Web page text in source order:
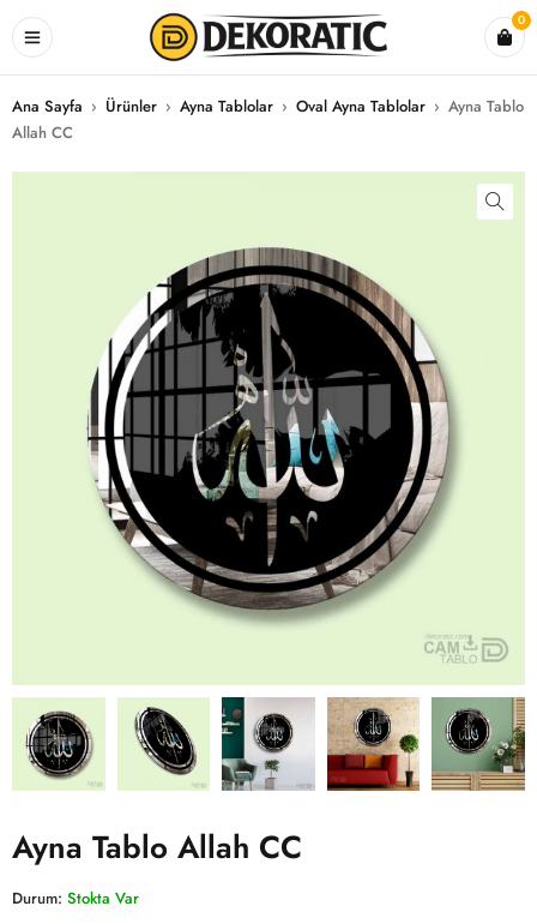
0
Ana Sayfa › Ürünler › Ayna Tablolar › Oval Ayna Tablolar › Ayna Tablo
Allah CC
Ayna Tablo Allah CC
Durum: Stokta Var